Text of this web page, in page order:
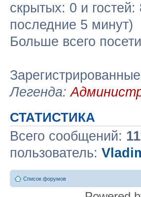
скрытых: 0 и гостей:
последние 5 минут)
Больше всего
Легенда:
СТАТИСТИКА
Всего сообщений:
пользователь:
Список форумов